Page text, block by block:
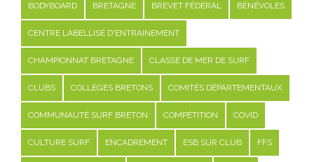
BODYBOARD BRETAGNE BREVET FÉDÉRAL BÉNÉVOLES
CENTRE LABELLISÉ D'ENTRAINEMENT
CHAMPIONNAT BRETAGNE CLASSE DE MER DE SURF
CLUBS COLLÈGES BRETONS COMITÉS DÉPARTEMENTAUX
COMMUNAUTÉ SURF BRETON COMPÉTITION COVID
CULTURE SURF ENCADREMENT ESB SUR CLUB FFS